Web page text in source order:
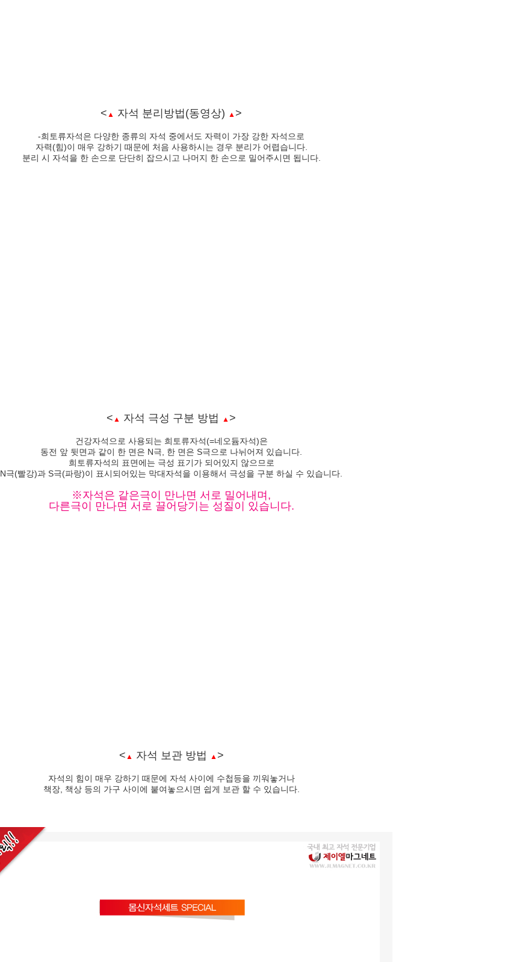
< ▲ 자석 분리방법(동영상) ▲ >
-희토류자석은 다양한 종류의 자석 중에서도 자력이 가장 강한 자석으로
자력(힘)이 매우 강하기 때문에 처음 사용하시는 경우 분리가 어렵습니다.
분리 시 자석을 한 손으로 단단히 잡으시고 나머지 한 손으로 밀어주시면 됩니다.
< ▲ 자석 극성 구분 방법 ▲ >
건강자석으로 사용되는 희토류자석(=네오듐자석)은
동전 앞 뒷면과 같이 한 면은 N극, 한 면은 S극으로 나뉘어져 있습니다.
희토류자석의 표면에는 극성 표기가 되어있지 않으므로
N극(빨강)과 S극(파랑)이 표시되어있는 막대자석을 이용해서 극성을 구분 하실 수 있습니다.
※자석은 같은극이 만나면 서로 밀어내며,
다른극이 만나면 서로 끌어당기는 성질이 있습니다.
< ▲ 자석 보관 방법 ▲ >
자석의 힘이 매우 강하기 때문에 자석 사이에 수첩등을 끼워놓거나
책장, 책상 등의 가구 사이에 붙여놓으시면 쉽게 보관 할 수 있습니다.